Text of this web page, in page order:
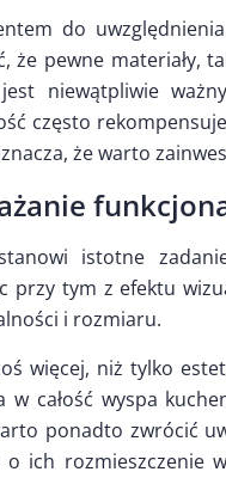
do
że pewne materiały,
niewątpliwie
często
że warto
istotne
przy tym z efektu
i rozmiaru.
więcej, niż tylko
całość wyspa
ponadto zwrócić
ich rozmieszczenie